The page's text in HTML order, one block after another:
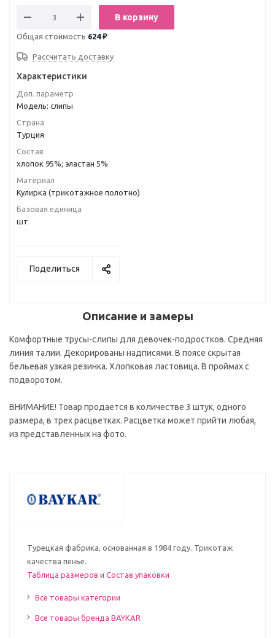
В корзину
Общая стоимость 624 ₽
Рассчитать доставку
Характеристики
Доп. параметр
Модель: слипы
Страна
Турция
Состав
хлопок 95%; эластан 5%
Материал
Кулирка (трикотажное полотно)
Базовая единица
шт
Поделиться
Описание и замеры
Комфортные трусы-слипы для девочек-подростков. Средняя
линия талии. Декорированы надписями. В поясе скрытая
бельевая узкая резинка. Хлопковая ластовица. В проймах с
подворотом.
ВНИМАНИЕ! Товар продается в количестве 3 штук, одного
размера, в трех расцветках. Расцветка может прийти любая,
из представленных на фото.
Турецкая фабрика, основанная в 1984 году. Трикотаж
качества пенье.
Таблица размеров и Состав упаковки
Все товары категории
Все товары бренда BAYKAR